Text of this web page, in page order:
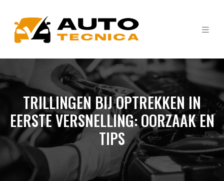
TRILLINGEN BIJ OPTREKKEN IN
EERSTE VERSNELLING: OORZAAK EN
TIPS